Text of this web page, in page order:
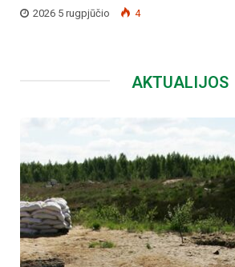
2026 5 rugpjūčio 4
AKTUALIJOS